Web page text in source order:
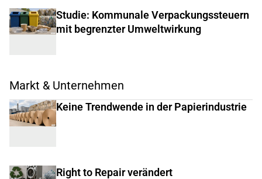
Studie: Kommunale Verpackungssteuern
mit begrenzter Umweltwirkung
Markt & Unternehmen
Keine Trendwende in der Papierindustrie
Right to Repair verändert